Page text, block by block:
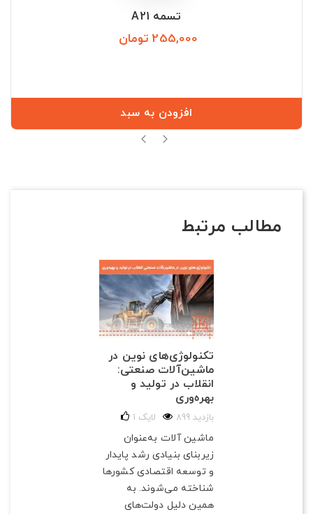
تسمه A21
255,000 تومان
افزودن به سبد
مطالب مرتبط
تکنولوژی‌های نوین در
ماشین‌آلات صنعتی:
انقلاب در تولید و
بهره‌وری
899 بازدید 1 لایک
ماشین آلات به‌عنوان
زیربنای بنیادی رشد پایدار
و توسعه اقتصادی کشورها
شناخته می‌شوند. به
همین دلیل دولت‌های